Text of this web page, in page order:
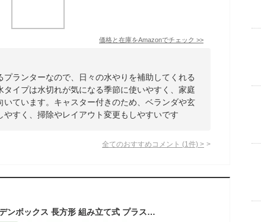
価格と在庫をAmazonでチェック >>
ランターなので、日々の水やりを補助してくれる
イプは水切れが気になる季節に使いやすく、家庭
ています。キャスター付きのため、ベランダや玄
すく、掃除やレイアウト変更もしやすいです
全てのおすすめコメント (1 件) >
プランター 大型 ガーデンボックス 長方形 組み立て式 プラスチック 鉢植え入れ お花 植物 野菜用 盆栽 ブラウン プランターボックス 家庭菜園 簡単組立